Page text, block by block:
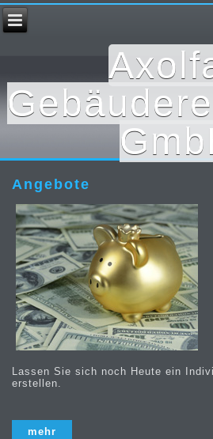
Angebote
Lassen Sie sich noch Heute ein
erstellen.
mehr